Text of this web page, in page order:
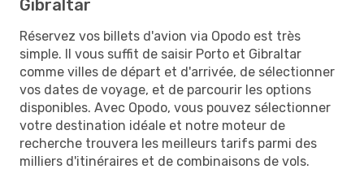
Gibraltar
Réservez vos billets d'avion via Opodo est très
simple. Il vous suffit de saisir Porto et Gibraltar
comme villes de départ et d'arrivée, de sélectionner
vos dates de voyage, et de parcourir les options
disponibles. Avec Opodo, vous pouvez sélectionner
votre destination idéale et notre moteur de
recherche trouvera les meilleurs tarifs parmi des
milliers d'itinéraires et de combinaisons de vols.